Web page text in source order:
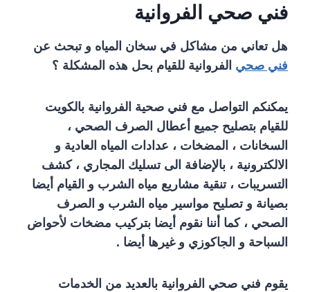
فني صحي الفروانية
هل تعاني من مشاكل في سخان المياه و تبحث عن
فني صحي الفروانية للقيام بحل هذه المشكلة ؟
يمكنكم التواصل مع فني صحية الفروانية بالكويت
للقيام بتصليح جميع أعطال الصرف الصحي ،
السخانات ، المضخات ، عدادات المياه العادية و
الالكترونية ، بالإضافة الى تسليك المجاري ، كشف
التسريبات ، تنقية مشاريع مياه الشرب و القيام أيضا
بصيانة و تصليح مواسير مياه الشرب و الصرف
الصحي ، كما أننا نقوم أيضا بتركيب مضخات لأحواض
السباحة و الجاكوزي و غيرها أيضا .
يقوم فني صحي الفروانية بالعديد من الخدمات